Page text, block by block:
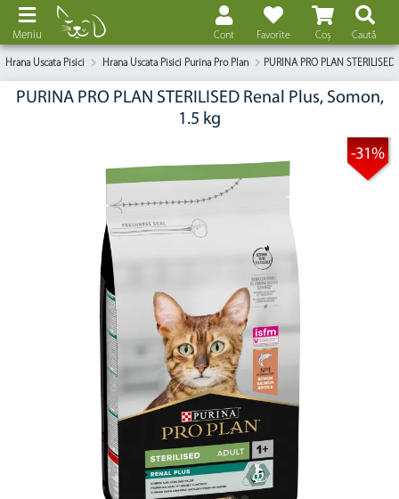
Coș
Favorite
Cont Caută
Meniu
Hrana Uscata Pisici Hrana Uscata Pisici Purina Pro Plan ​PURINA PRO PLAN
​PURINA PRO PLAN STERILISED Renal Plus, Somon,
1.5 kg
-31%